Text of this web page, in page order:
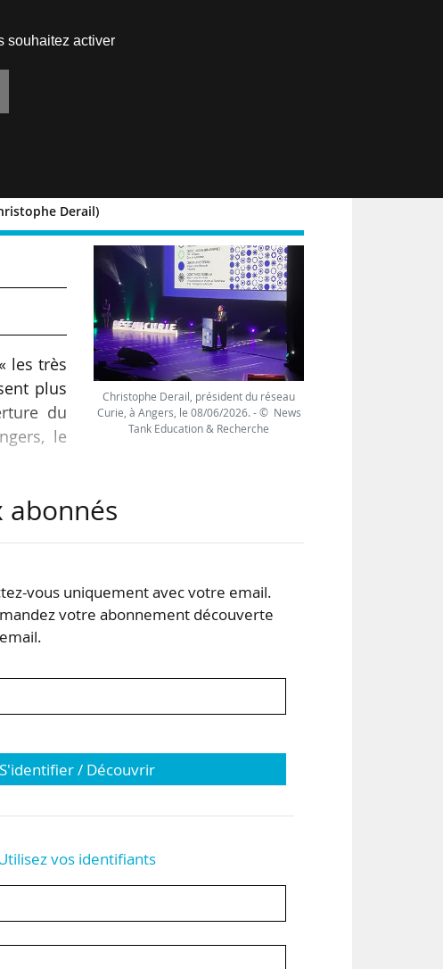
Derail)
sa
les très
plus
du
le
légère
et
les
Christophe Derail, président du réseau
Curie, à Angers, le 08/06/2026. - © News
Tank Education & Recherche
abonnés
vous uniquement avec votre email.
votre abonnement découverte
S'identifier / Découvrir
vos identifiants
souhaitez activer